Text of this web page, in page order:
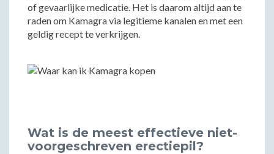
of gevaarlijke medicatie. Het is daarom altijd aan te
raden om Kamagra via legitieme kanalen en met een
geldig recept te verkrijgen.
Wat is de meest effectieve niet-
voorgeschreven erectiepil?